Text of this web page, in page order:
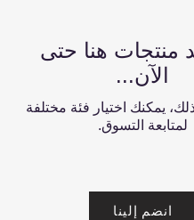
منتجات هنا حتى
الآن...
يمكنك اختيار فئة مختلفة
لمتابعة التسوق.
انضم إلينا